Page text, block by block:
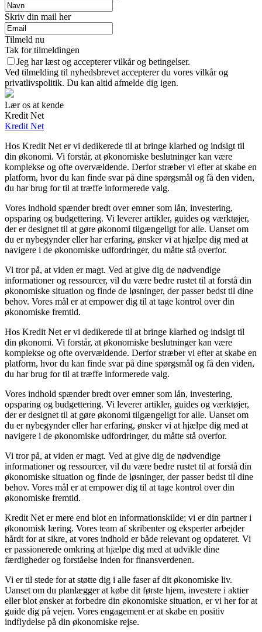
Skriv din mail her
Tilmeld nu
Tak for tilmeldingen
Jeg har læst og accepterer vilkår og betingelser.
Ved tilmelding til nyhedsbrevet accepterer du vores vilkår og
privatlivspolitik. Du kan altid afmelde dig igen.
Lær os at kende
Kredit Net
Kredit Net
Hos Kredit Net er vi dedikerede til at bringe klarhed og indsigt til
din økonomi. Vi forstår, at økonomiske beslutninger kan være
komplekse og ofte overvældende. Derfor stræber vi efter at skabe en
platform, hvor du kan finde svar på dine spørgsmål og få den viden,
du har brug for til at træffe informerede valg.
Vores indhold spænder bredt over emner som lån, investering,
opsparing og budgettering. Vi leverer artikler, guides og værktøjer,
der er designet til at gøre økonomi tilgængeligt for alle. Uanset om
du er nybegynder eller har erfaring, ønsker vi at hjælpe dig med at
navigere i de økonomiske udfordringer, du måtte stå overfor.
Vi tror på, at viden er magt. Ved at give dig de nødvendige
informationer og ressourcer, vil du være bedre rustet til at forstå din
økonomiske situation og finde de løsninger, der passer bedst til dine
behov. Vores mål er at empower dig til at tage kontrol over din
økonomiske fremtid.
Hos Kredit Net er vi dedikerede til at bringe klarhed og indsigt til
din økonomi. Vi forstår, at økonomiske beslutninger kan være
komplekse og ofte overvældende. Derfor stræber vi efter at skabe en
platform, hvor du kan finde svar på dine spørgsmål og få den viden,
du har brug for til at træffe informerede valg.
Vores indhold spænder bredt over emner som lån, investering,
opsparing og budgettering. Vi leverer artikler, guides og værktøjer,
der er designet til at gøre økonomi tilgængeligt for alle. Uanset om
du er nybegynder eller har erfaring, ønsker vi at hjælpe dig med at
navigere i de økonomiske udfordringer, du måtte stå overfor.
Vi tror på, at viden er magt. Ved at give dig de nødvendige
informationer og ressourcer, vil du være bedre rustet til at forstå din
økonomiske situation og finde de løsninger, der passer bedst til dine
behov. Vores mål er at empower dig til at tage kontrol over din
økonomiske fremtid.
Kredit Net er mere end blot en informationskilde; vi er din partner i
økonomisk læring. Vores team af skribenter og eksperter arbejder
hårdt for at sikre, at vores indhold er både relevant og opdateret. Vi
er passionerede omkring at hjælpe dig med at udvikle dine
færdigheder og forståelse inden for finansverdenen.
Vi er til stede for at støtte dig i alle faser af dit økonomiske liv.
Uanset om du planlægger at købe dit første hjem, investere i aktier
eller blot ønsker at forbedre din økonomiske situation, er vi her for at
guide dig på vejen. Vores engagement er at skabe en positiv
indflydelse på din økonomiske rejse.